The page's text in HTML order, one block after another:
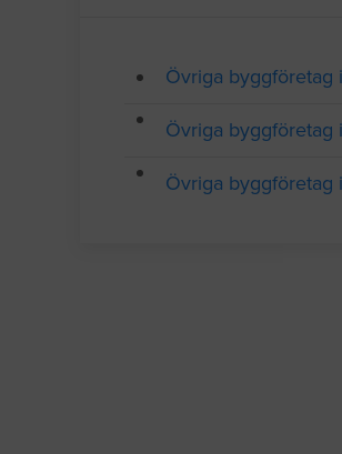
Övriga byggföretag
Övriga byggföretag
Övriga byggföretag